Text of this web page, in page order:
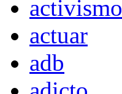
activismo
actuar
adb